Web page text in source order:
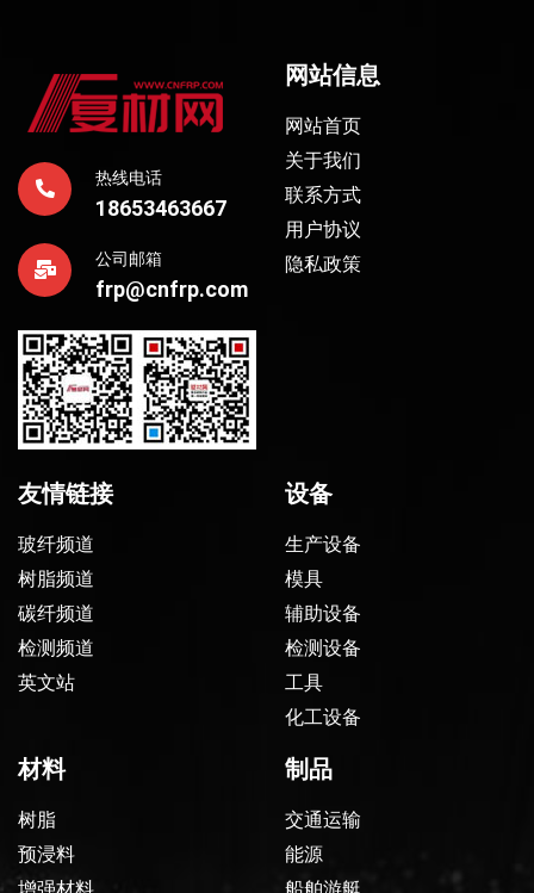
热线电话
18653463667
公司邮箱
frp@cnfrp.com
网站信息
网站首页
关于我们
联系方式
用户协议
隐私政策
友情链接
玻纤频道
树脂频道
碳纤频道
检测频道
英文站
设备
生产设备
模具
辅助设备
检测设备
工具
化工设备
材料
树脂
预浸料
制品
交通运输
能源